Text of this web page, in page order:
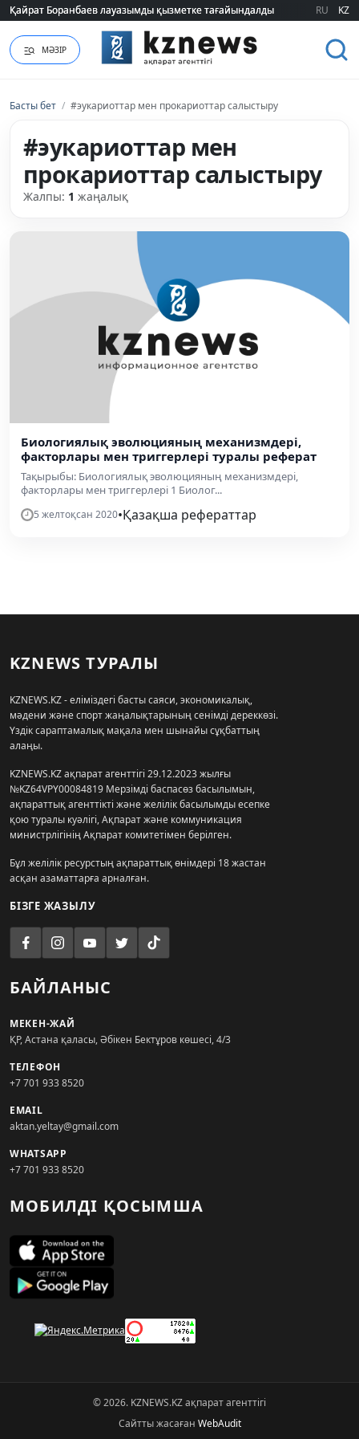
Қайрат Боранбаев лауазымды қызметке тағайындалды
Қайрат Боранбаев лауазымды қызметке тағайындалды RU KZ
МӘЗІР
Басты бет / #эукариоттар мен прокариоттар салыстыру
#эукариоттар мен
прокариоттар салыстыру
Жалпы: 1 жаңалық
Биологиялық эволюцияның механизмдері,
факторлары мен триггерлері туралы реферат
Тақырыбы: Биологиялық эволюцияның механизмдері,
факторлары мен триггерлері 1 Биолог...
5 желтоқсан 2020•Қазақша рефераттар
KZNEWS ТУРАЛЫ
KZNEWS.KZ - еліміздегі басты саяси, экономикалық,
мәдени және спорт жаңалықтарының сенімді дереккөзі.
Үздік сараптамалық мақала мен шынайы сұқбаттың
алаңы.
KZNEWS.KZ ақпарат агенттігі 29.12.2023 жылғы
№KZ64VPY00084819 Мерзімді баспасөз басылымын,
ақпараттық агенттікті және желілік басылымды есепке
қою туралы куәлігі, Ақпарат және коммуникация
министрлігінің Ақпарат комитетімен берілген.
Бұл желілік ресурстың ақпараттық өнімдері 18 жастан
асқан азаматтарға арналған.
БІЗГЕ ЖАЗЫЛУ
БАЙЛАНЫС
МЕКЕН-ЖАЙ
ҚР, Астана қаласы, Әбікен Бектұров көшесі, 4/3
ТЕЛЕФОН
+7 701 933 8520
EMAIL
aktan.yeltay@gmail.com
WHATSAPP
+7 701 933 8520
МОБИЛДІ ҚОСЫМША
© 2026. KZNEWS.KZ ақпарат агенттігі
Сайтты жасаған WebAudit